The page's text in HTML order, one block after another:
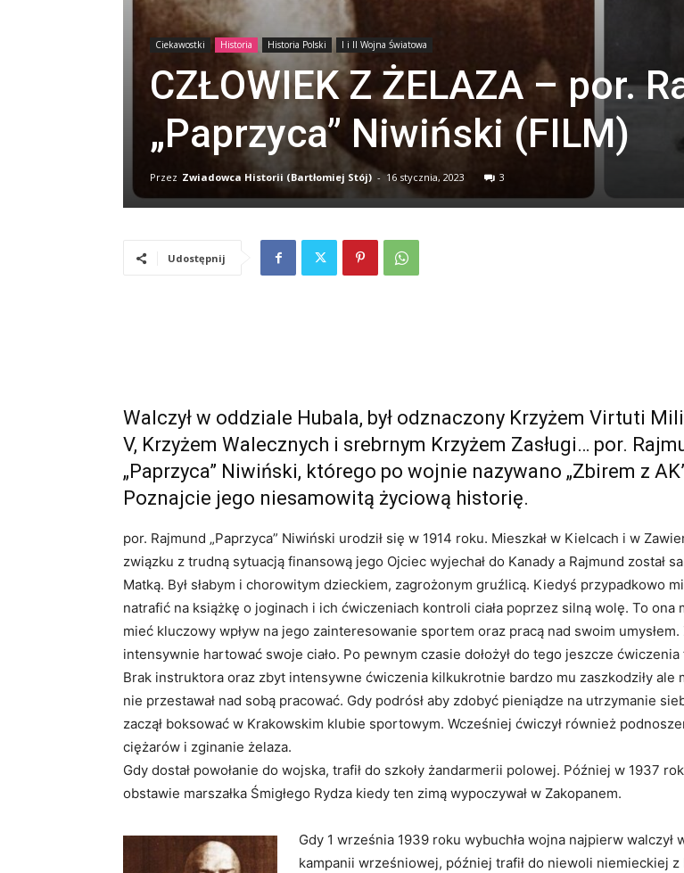
Ciekawostki Historia Historia Polski I i II Wojna Światowa
CZŁOWIEK Z ŻELAZA – por.
„Paprzyca” Niwiński (FILM)
Przez Zwiadowca Historii (Bartłomiej Stój) - 16 stycznia, 2023 3
Udostępnij
Walczył w oddziale Hubala, był odznaczony Krzyżem Virtuti
V, Krzyżem Walecznych i srebrnym Krzyżem Zasługi… por.
„Paprzyca” Niwiński, którego po wojnie nazywano „Zbirem z
Poznajcie jego niesamowitą życiową historię.
por. Rajmund „Paprzyca” Niwiński urodził się w 1914 roku. Mieszkał w Kielcach i w
związku z trudną sytuacją finansową jego Ojciec wyjechał do Kanady a Rajmund został
Matką. Był słabym i chorowitym dzieckiem, zagrożonym gruźlicą. Kiedyś przypadkowo
natrafić na książkę o joginach i ich ćwiczeniach kontroli ciała poprzez silną wolę. To ona
mieć kluczowy wpływ na jego zainteresowanie sportem oraz pracą nad swoim umysłem.
intensywnie hartować swoje ciało. Po pewnym czasie dołożył do tego jeszcze
Brak instruktora oraz zbyt intensywne ćwiczenia kilkukrotnie bardzo mu zaszkodziły ale
nie przestawał nad sobą pracować. Gdy podrósł aby zdobyć pieniądze na utrzymanie
zaczął boksować w Krakowskim klubie sportowym. Wcześniej ćwiczył również
ciężarów i zginanie żelaza.
Gdy dostał powołanie do wojska, trafił do szkoły żandarmerii polowej. Później w 1937
obstawie marszałka Śmigłego Rydza kiedy ten zimą wypoczywał w Zakopanem.
Gdy 1 września 1939 roku wybuchła wojna najpierw walczył
kampanii wrześniowej, później trafił do niewoli niemieckiej z